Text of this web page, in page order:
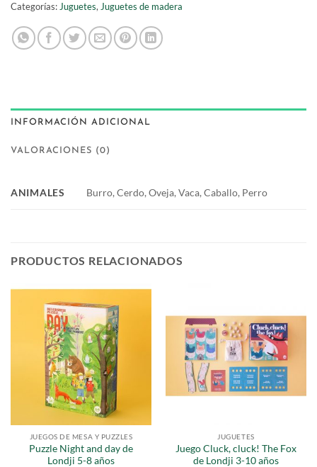
Categorías:Juguetes,Juguetes de madera
INFORMACIÓN ADICIONAL
VALORACIONES (0)
ANIMALES Burro, Cerdo, Oveja, Vaca, Caballo, Perro
PRODUCTOS RELACIONADOS
JUEGOS DE MESA Y PUZZLES
Puzzle Night and day de
Londji 5-8 años
JUGUETES
Juego Cluck, cluck! The Fox
de Londji 3-10 años